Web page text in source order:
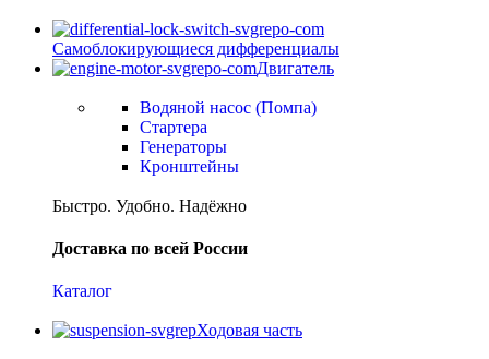
Самоблокирующиеся дифференциалы
Двигатель
Водяной насос (Помпа)
Стартера
Генераторы
Кронштейны
Быстро. Удобно. Надёжно
Доставка по всей России
Каталог
Ходовая часть